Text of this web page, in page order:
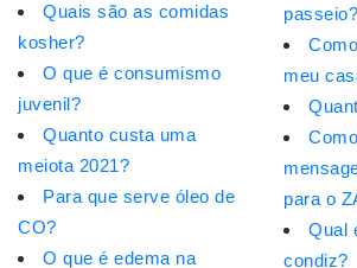
Quais são as comidas
kosher?
O que é consumismo
juvenil?
Quanto custa uma
meiota 2021?
Para que serve óleo de
CO?
O que é edema na
passeio?
meu
para o
Qual
condiz?